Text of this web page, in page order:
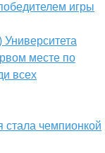
игры
месте по
всех
стала чемпионкой